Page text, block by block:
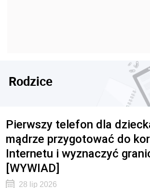
Rodzice
Pierwszy telefon dla
mądrze przygotować do
Internetu i wyznaczyć
[WYWIAD]
28 lip 2026